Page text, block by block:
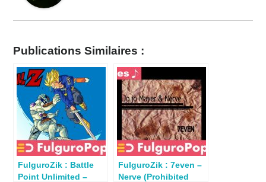
Publications Similaires :
FulguroZik : Battle
Point Unlimited –
FulguroZik : 7even –
Nerve (Prohibited